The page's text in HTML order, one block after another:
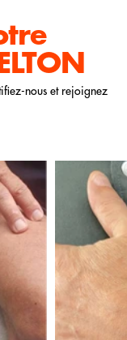
nous et rejoignez